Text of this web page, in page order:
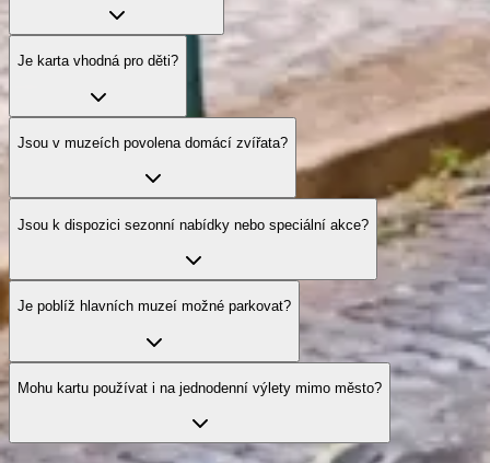
Je karta vhodná pro děti?
Jsou v muzeích povolena domácí zvířata?
Jsou k dispozici sezonní nabídky nebo speciální akce?
Je poblíž hlavních muzeí možné parkovat?
Mohu kartu používat i na jednodenní výlety mimo město?